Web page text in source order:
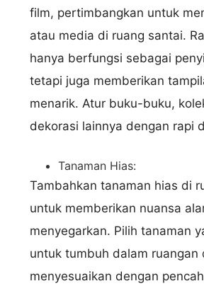
film, pertimbangkan untuk
atau media di ruang santai.
hanya berfungsi sebagai
tetapi juga memberikan
menarik. Atur buku-buku,
dekorasi lainnya dengan rapi
Tanaman Hias:
Tambahkan tanaman hias di
untuk memberikan nuansa
menyegarkan. Pilih tanaman
untuk tumbuh dalam ruangan
menyesuaikan dengan
Nama Lengkap
Hubungi via